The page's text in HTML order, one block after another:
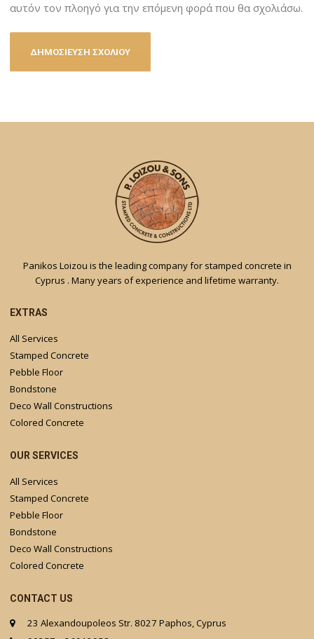
αυτόν τον πλοηγό για την επόμενη φορά που θα σχολιάσω.
Panikos Loizou is the leading company for stamped concrete in
Cyprus . Many years of experience and lifetime warranty.
EXTRAS
All Services
Stamped Concrete
Pebble Floor
Bondstone
Deco Wall Constructions
Colored Concrete
OUR SERVICES
All Services
Stamped Concrete
Pebble Floor
Bondstone
Deco Wall Constructions
Colored Concrete
CONTACT US
23 Alexandoupoleos Str. 8027 Paphos, Cyprus